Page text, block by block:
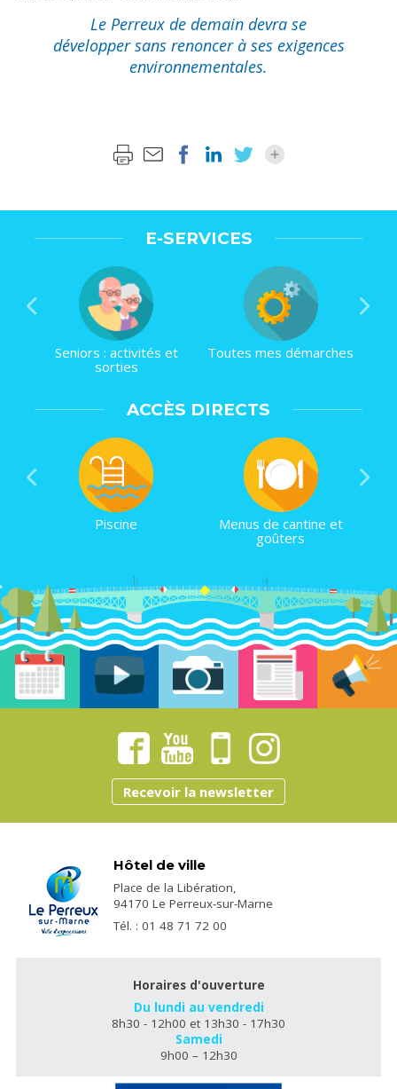
Le Perreux de demain devra se
développer sans renoncer à ses exigences
environnementales.
E-SERVICES
Seniors : activités et
sorties
Toutes mes démarches
ACCÈS DIRECTS
Piscine
Menus de cantine et
goûters
Recevoir la newsletter
Hôtel de ville
Place de la Libération,
94170 Le Perreux-sur-Marne
Tél. : 01 48 71 72 00
Horaires d'ouverture
Du lundi au vendredi
8h30 - 12h00 et 13h30 - 17h30
Samedi
9h00 – 12h30